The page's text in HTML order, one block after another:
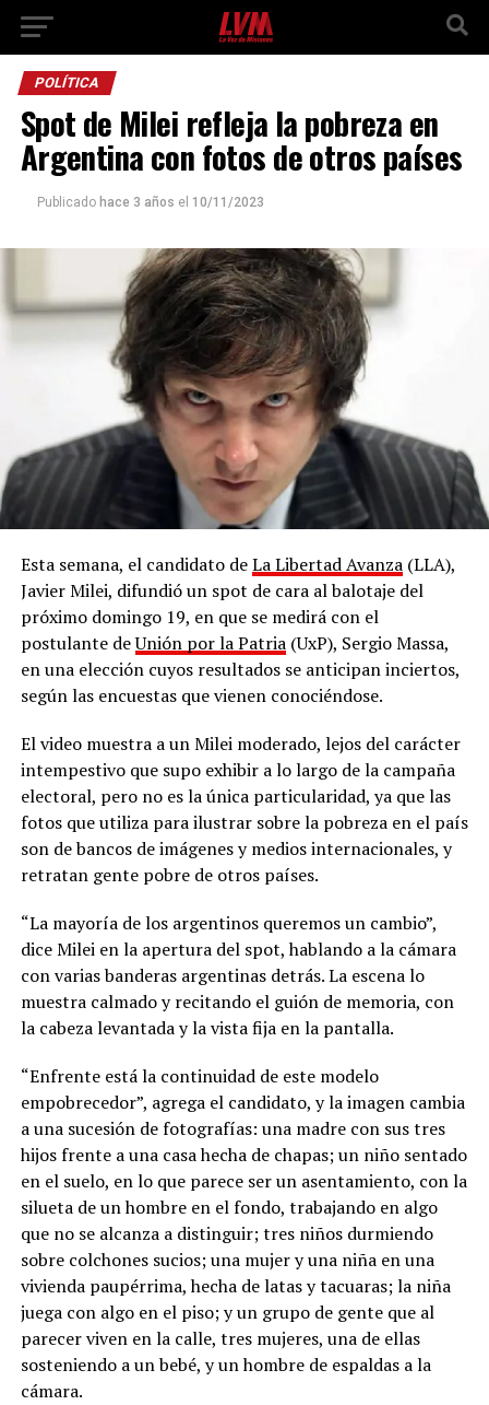
POLÍTICA
Spot de Milei refleja la pobreza en
Argentina con fotos de otros países
Publicado hace 3 años el 10/11/2023
Esta semana, el candidato deLa Libertad Avanza(LLA),
Javier Milei, difundió un spot de cara al balotaje del
próximo domingo 19, en que se medirá con el
postulante deUnión por la Patria(UxP), Sergio Massa,
en una elección cuyos resultados se anticipan inciertos,
según las encuestas que vienen conociéndose.
El video muestra a un Milei moderado, lejos del carácter
intempestivo que supo exhibir a lo largo de la campaña
electoral, pero no es la única particularidad, ya que las
fotos que utiliza para ilustrar sobre la pobreza en el país
son de bancos de imágenes y medios internacionales, y
retratan gente pobre de otros países.
“La mayoría de los argentinos queremos un cambio”,
dice Milei en la apertura del spot, hablando a la cámara
con varias banderas argentinas detrás. La escena lo
muestra calmado y recitando el guión de memoria, con
la cabeza levantada y la vista fija en la pantalla.
“Enfrente está la continuidad de este modelo
empobrecedor”, agrega el candidato, y la imagen cambia
a una sucesión de fotografías: una madre con sus tres
hijos frente a una casa hecha de chapas; un niño sentado
en el suelo, en lo que parece ser un asentamiento, con la
silueta de un hombre en el fondo, trabajando en algo
que no se alcanza a distinguir; tres niños durmiendo
sobre colchones sucios; una mujer y una niña en una
vivienda paupérrima, hecha de latas y tacuaras; la niña
juega con algo en el piso; y un grupo de gente que al
parecer viven en la calle, tres mujeres, una de ellas
sosteniendo a un bebé, y un hombre de espaldas a la
cámara.